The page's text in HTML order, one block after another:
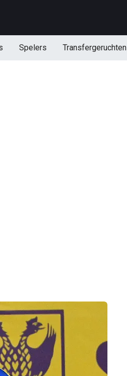
Spelers Transfergeruchten